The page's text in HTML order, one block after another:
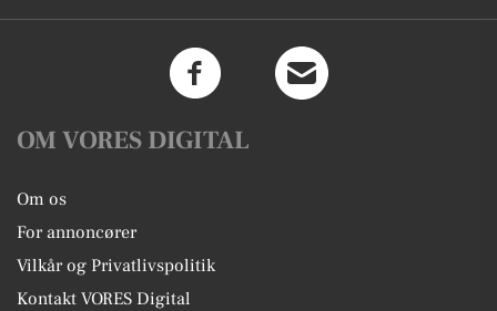
OM VORES DIGITAL
Om os
For annoncører
Vilkår og Privatlivspolitik
Kontakt VORES Digital